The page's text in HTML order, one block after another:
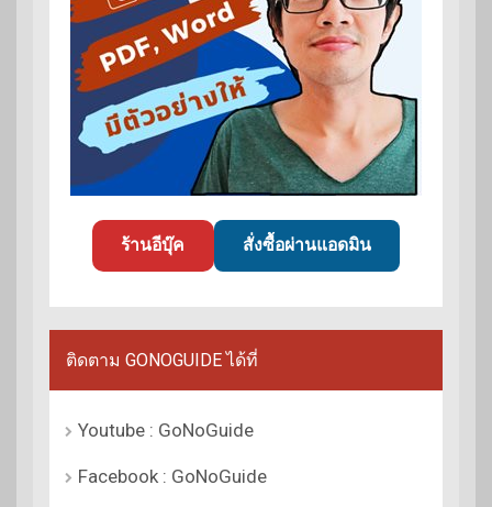
ร้านอีบุ๊ค สั่งซื้อผ่านแอดมิน
ติดตาม GONOGUIDE ได้ที่
Youtube : GoNoGuide
Facebook : GoNoGuide